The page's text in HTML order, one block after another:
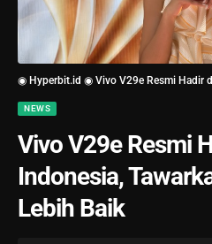
◉ Hyperbit.id ◉ Vivo V29e Resmi Hadir di
NEWS
Vivo V29e Resmi
Indonesia,
Lebih Baik